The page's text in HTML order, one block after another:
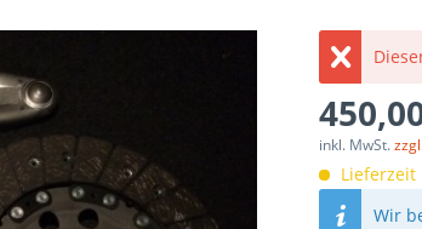
inkl. MwSt.
Lieferzeit
Wir